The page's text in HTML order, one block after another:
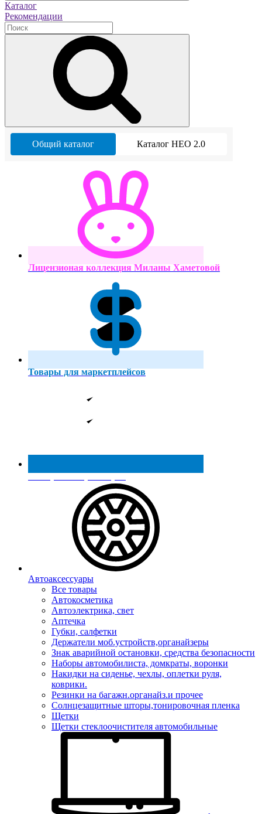
Каталог
Рекомендации
Общий каталог Каталог НЕО 2.0
Лицензионая коллекция Миланы Хаметовой
Товары для маркетплейсов
Реестр МинПромТорга
Автоаксессуары
Все товары
Автокосметика
Автоэлектрика, свет
Аптечка
Губки, салфетки
Держатели моб.устройств,органайзеры
Знак аварийной остановки, средства безопасности
Наборы автомобилиста, домкраты, воронки
Накидки на сиденье, чехлы, оплетки руля,
коврики.
Резинки на багажн.органайз.и прочее
Солнцезащитные шторы,тонировочная пленка
Щетки
Щетки стеклоочистителя автомобильные